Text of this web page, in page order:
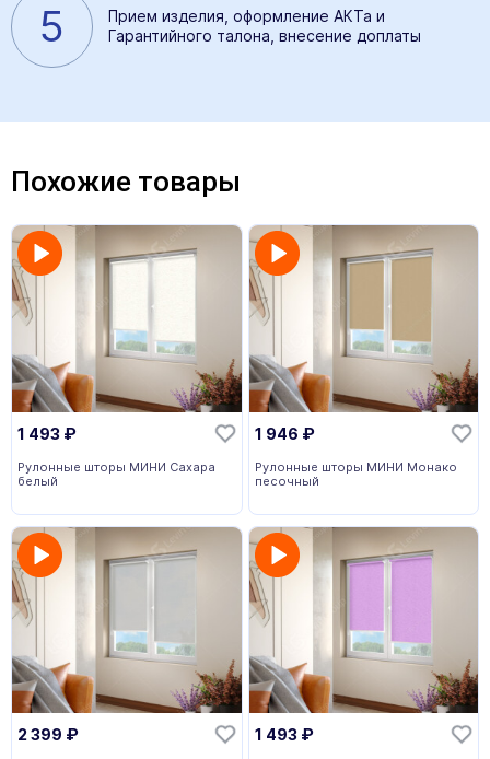
5
Прием изделия, оформление АКТа и
Гарантийного талона, внесение доплаты
Похожие товары
1 493 ₽
Рулонные шторы МИНИ Сахара
белый
1 946 ₽
Рулонные шторы МИНИ Монако
песочный
2 399 ₽ 1 493 ₽